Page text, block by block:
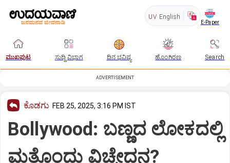
UV English
E-Paper
ಮುಖಪುಟ ಸುದ್ದಿ ವಿಭಾಗ ದಿನ ಭವಿಷ್ಯ ಹೊಂಗಿರಣ Search
ADVERTISEMENT
ಕೊಡಗು FEB 25, 2025, 3:16 PM IST
Bollywood: ಬಣ್ಣದ ಲೋಕದಲ್ಲಿ
ಮತ್ತೊಂದು ವಿಚ್ಚೇದನ?